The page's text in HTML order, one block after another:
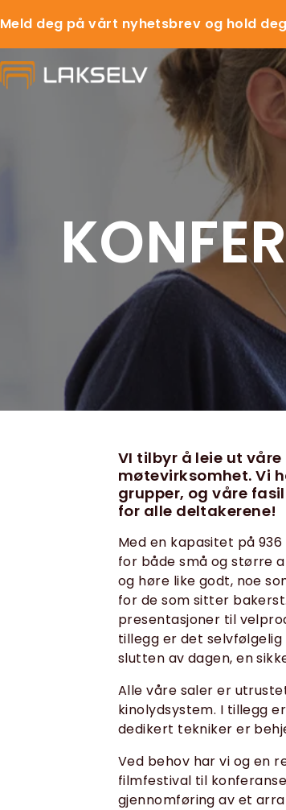
Meld deg på vårt nyhetsbrev og hold
VI tilbyr å leie ut
møtevirksomhet. Vi
grupper, og våre
for alle deltakerene!
Med en kapasitet på
for både små og større
og høre like godt, noe
for de som sitter
presentasjoner til
tillegg er det
slutten av dagen, en
Alle våre saler er
kinolydsystem. I tillegg
dedikert tekniker er
Ved behov har vi og en
filmfestival til
gjennomføring av et